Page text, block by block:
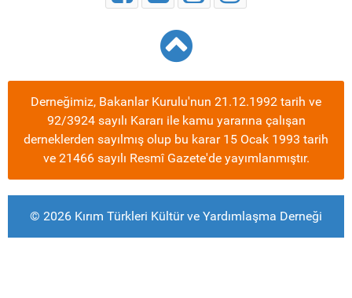
Derneğimiz, Bakanlar Kurulu'nun 21.12.1992 tarih ve
92/3924 sayılı Kararı ile kamu yararına çalışan
derneklerden sayılmış olup bu karar 15 Ocak 1993 tarih
ve 21466 sayılı Resmî Gazete'de yayımlanmıştır.
© 2026 Kırım Türkleri Kültür ve Yardımlaşma Derneği